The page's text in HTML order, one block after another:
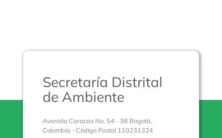
Secretaría Distrital
de Ambiente
Avenida Caracas No. 54 - 38 Bogotá,
Colombia - Código Postal 110231324